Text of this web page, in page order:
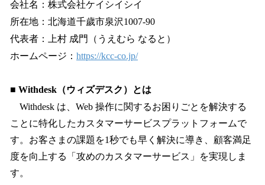
会社名：株式会社ケイシイシイ
所在地：北海道千歲市泉沢1007-90
代表者：上村 成門（うえむら なると）
ホームページ： https://kcc-co.jp/
■ Withdesk（ウィズデスク）とは
Withdesk は、Web 操作に関するお困りごとを解決する
ことに特化したカスタマーサービスプラットフォームで
す。お客さまの課題を1秒でも早く解決に導き、顧客満足
度を向上する「攻めのカスタマーサービス」を実現しま
す。